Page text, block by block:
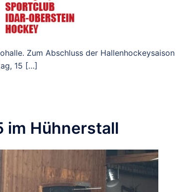
Zum Abschluss der Hallenhockeysaison
15 […]
im Hühnerstall